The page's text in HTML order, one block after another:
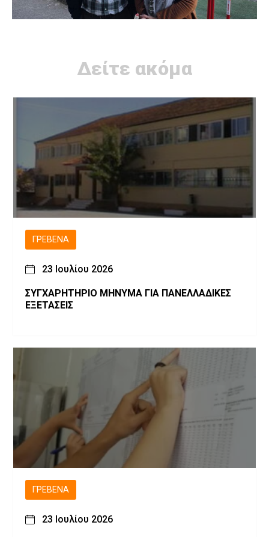
Δείτε ακόμα
ΓΡΕΒΕΝΆ
23 Ιουλίου 2026
ΣΥΓΧΑΡΗΤΗΡΙΟ ΜΗΝΥΜΑ ΓΙΑ ΠΑΝΕΛΛΑΔΙΚΕΣ
ΕΞΕΤΑΣΕΙΣ
ΓΡΕΒΕΝΆ
23 Ιουλίου 2026